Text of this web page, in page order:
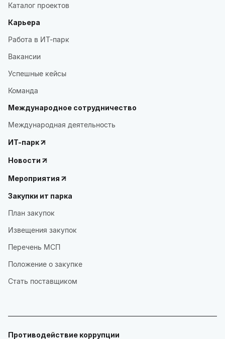
Каталог проектов
Карьера
Работа в ИТ-парк
Вакансии
Успешные кейсы
Команда
Международное сотрудничество
Международная деятельность
ИТ-парк
Новости
Мероприятия
Закупки ит парка
План закупок
Извещения закупок
Перечень МСП
Положение о закупке
Стать поставщиком
Противодействие коррупции